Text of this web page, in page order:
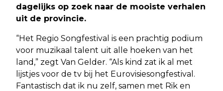
dagelijks op zoek naar de mooiste verhalen
uit de provincie.
“Het Regio Songfestival is een prachtig podium
voor muzikaal talent uit alle hoeken van het
land,” zegt Van Gelder. “Als kind zat ik al met
lijstjes voor de tv bij het Eurovisiesongfestival.
Fantastisch dat ik nu zelf, samen met Rik en